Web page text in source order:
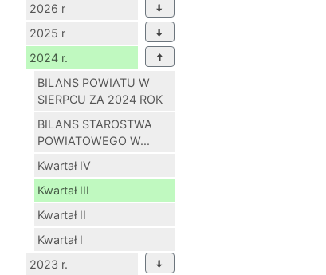
2026 r
2025 r
2024 r.
BILANS POWIATU W
SIERPCU ZA 2024 ROK
BILANS STAROSTWA
POWIATOWEGO W...
Kwartał IV
Kwartał III
Kwartał II
Kwartał I
2023 r.